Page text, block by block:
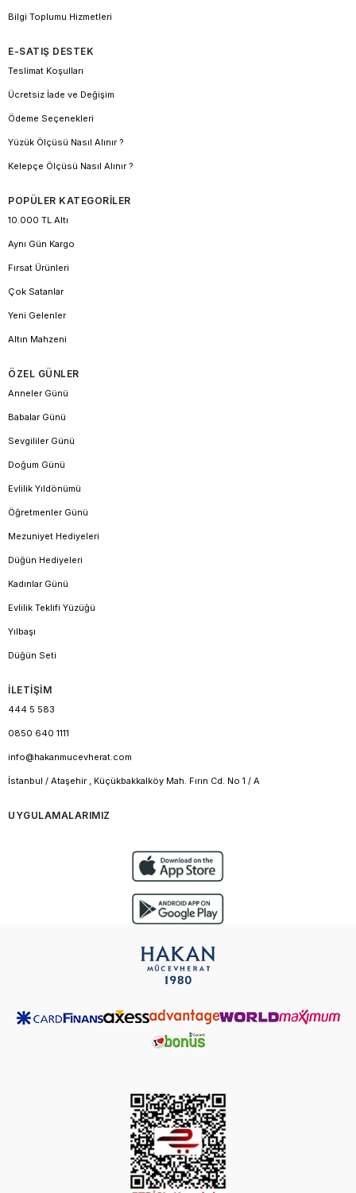
Bilgi Toplumu Hizmetleri
E-SATIŞ DESTEK
Teslimat Koşulları
Ücretsiz İade ve Değişim
Ödeme Seçenekleri
Yüzük Ölçüsü Nasıl Alınır ?
Kelepçe Ölçüsü Nasıl Alınır ?
POPÜLER KATEGORİLER
10.000 TL Altı
Aynı Gün Kargo
Fırsat Ürünleri
Çok Satanlar
Yeni Gelenler
Altın Mahzeni
ÖZEL GÜNLER
Anneler Günü
Babalar Günü
Sevgililer Günü
Doğum Günü
Evlilik Yıldönümü
Öğretmenler Günü
Mezuniyet Hediyeleri
Düğün Hediyeleri
Kadınlar Günü
Evlilik Teklifi Yüzüğü
Yılbaşı
Düğün Seti
İLETİŞİM
444 5 583
0850 640 1111
info@hakanmucevherat.com
İstanbul / Ataşehir , Küçükbakkalköy Mah. Fırın Cd. No 1 / A
UYGULAMALARIMIZ